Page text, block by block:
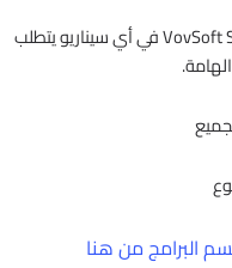
باختصار، يمكن استخدام برنامج VovSoft Sticky Notes في أي سيناريو يتطلب
البرامج من هنا